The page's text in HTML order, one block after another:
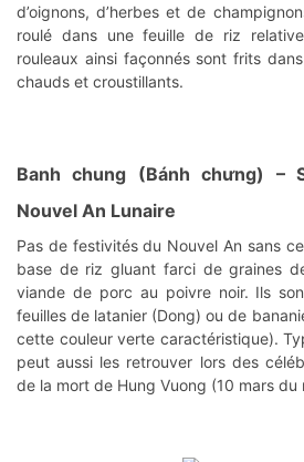
d’oignons, d’herbes et de
roulé dans une feuille de riz
rouleaux ainsi façonnés sont frits
chauds et croustillants.
Banh chung (Bánh chưng) –
Nouvel An Lunaire
Pas de festivités du Nouvel An sans
base de riz gluant farci de graines
viande de porc au poivre noir. Ils
feuilles de latanier (Dong) ou de
cette couleur verte caractéristique).
peut aussi les retrouver lors des
de la mort de Hung Vuong (10 mars du